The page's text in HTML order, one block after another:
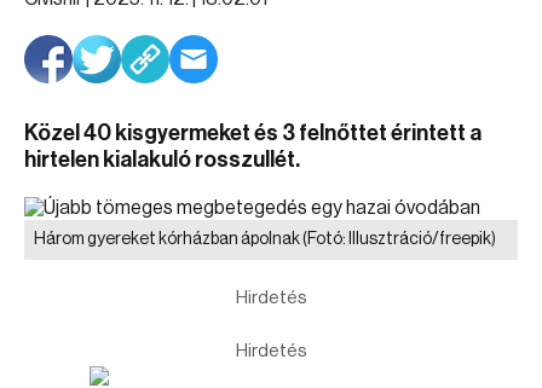
Közel 40 kisgyermeket és 3 felnőttet érintett a
hirtelen kialakuló rosszullét.
Három gyereket kórházban ápolnak(Fotó: Illusztráció/freepik)
Hirdetés
Hirdetés